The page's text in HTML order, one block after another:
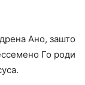
Ано, зашто
Го роди